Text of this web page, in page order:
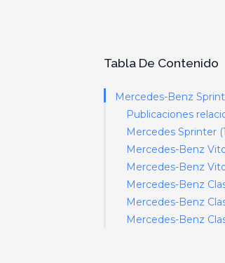
Tabla De Contenido
Mercedes-Benz
Publicaciones
Mercedes Sprinter
Mercedes-Benz
Mercedes-Benz
Mercedes-Benz
Mercedes-Benz
Mercedes-Benz